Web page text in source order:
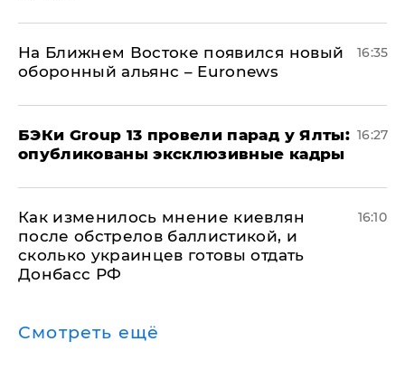
На Ближнем Востоке появился новый
оборонный альянс – Euronews
16:35
​БЭКи Group 13 провели парад у Ялты:
опубликованы эксклюзивные кадры
16:27
Как изменилось мнение киевлян
после обстрелов баллистикой, и
сколько украинцев готовы отдать
Донбасс РФ
16:10
Смотреть ещё